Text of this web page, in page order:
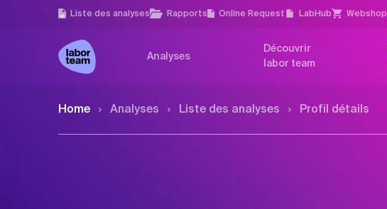
Liste des analyses Rapports Online Request LabHub Webshop
Analyses
Découvrir
labor team
Home Analyses Liste des analyses Profil détails